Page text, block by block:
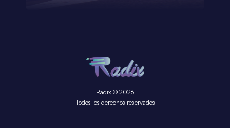
Radix © 2026
Todos los derechos reservados